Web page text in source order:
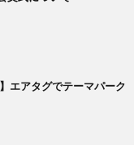
エアタグでテーマパーク